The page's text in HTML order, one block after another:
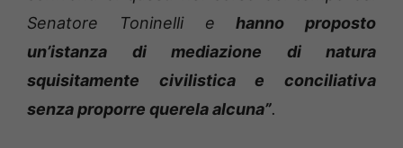
Senatore Toninelli ehanno proposto
un’istanza di mediazione di natura
squisitamente civilistica e conciliativa
senza proporre querela alcuna”.